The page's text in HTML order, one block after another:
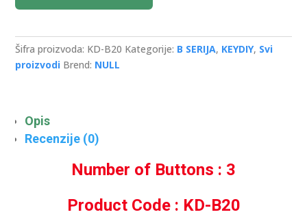
Button
to
Face
Šifra proizvoda: KD-B20 Kategorije: B SERIJA, KEYDIY, Svi
proizvodi Brend: NULL
Opis
Recenzije (0)
Number of Buttons : 3
Product Code : KD-B20